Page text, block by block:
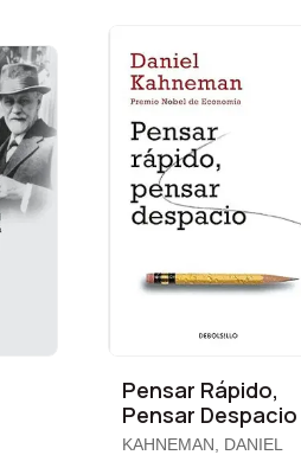
Pensar Rápido,
Pensar Despacio
KAHNEMAN, DANIEL